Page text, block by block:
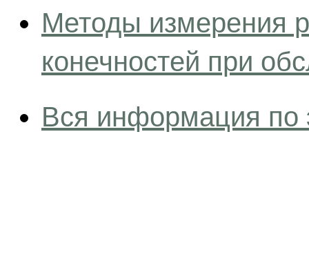
Методы измерения
конечностей при
Вся информация по